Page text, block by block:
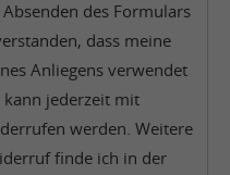
des Formulars
dass meine
Anliegens verwendet
jederzeit mit
werden. Weitere
finde ich in der